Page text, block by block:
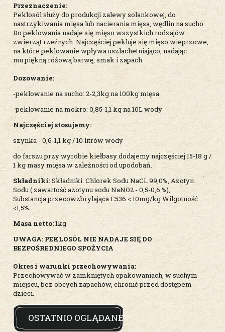
Przeznaczenie:
Peklosól służy do produkcji zalewy solankowej, do
nastrzykiwania mięsa lub nacierania mięsa, wędlin na sucho.
Do peklowania nadaje się mięso wszystkich rodzajów
zwierząt rzeźnych. Najczęściej pekluje się mięso wieprzowe,
na które peklowanie wpływa uszlachetniająco, nadając
mu piękną różową barwę, smak i zapach.
Dozowanie:
-peklowanie na sucho: 2-2,3kg na 100kg mięsa
-peklowanie na mokro: 0,85-1,1 kg na 10L wody
Najczęściej stosujemy:
szynka - 0,6-1,1 kg / 10 litrów wody
do farszu przy wyrobie kiełbasy dodajemy najczęściej 15-18 g /
1 kg masy mięsa w zależności od upodobań.
Składniki:Składniki: Chlorek Sodu NaCL 99,0%, Azotyn
Sodu ( zawartość azotynu sodu NaNO2 - 0,5-0,6 %),
Substancja przecowzbrylająca E536 < 10mg/kg Wilgotność
<1,5%
Masa netto:1kg
UWAGA: PEKLOSÓL NIE NADAJE SIĘ DO
BEZPOŚREDNIEGO SPOŻYCIA
Okres i warunki przechowywania:
Przechowywać w zamkniętych opakowaniach, w suchym
miejscu, bez obcych zapachów, chronić przed dostępem
dzieci.
OSTATNIO OGLĄDANE